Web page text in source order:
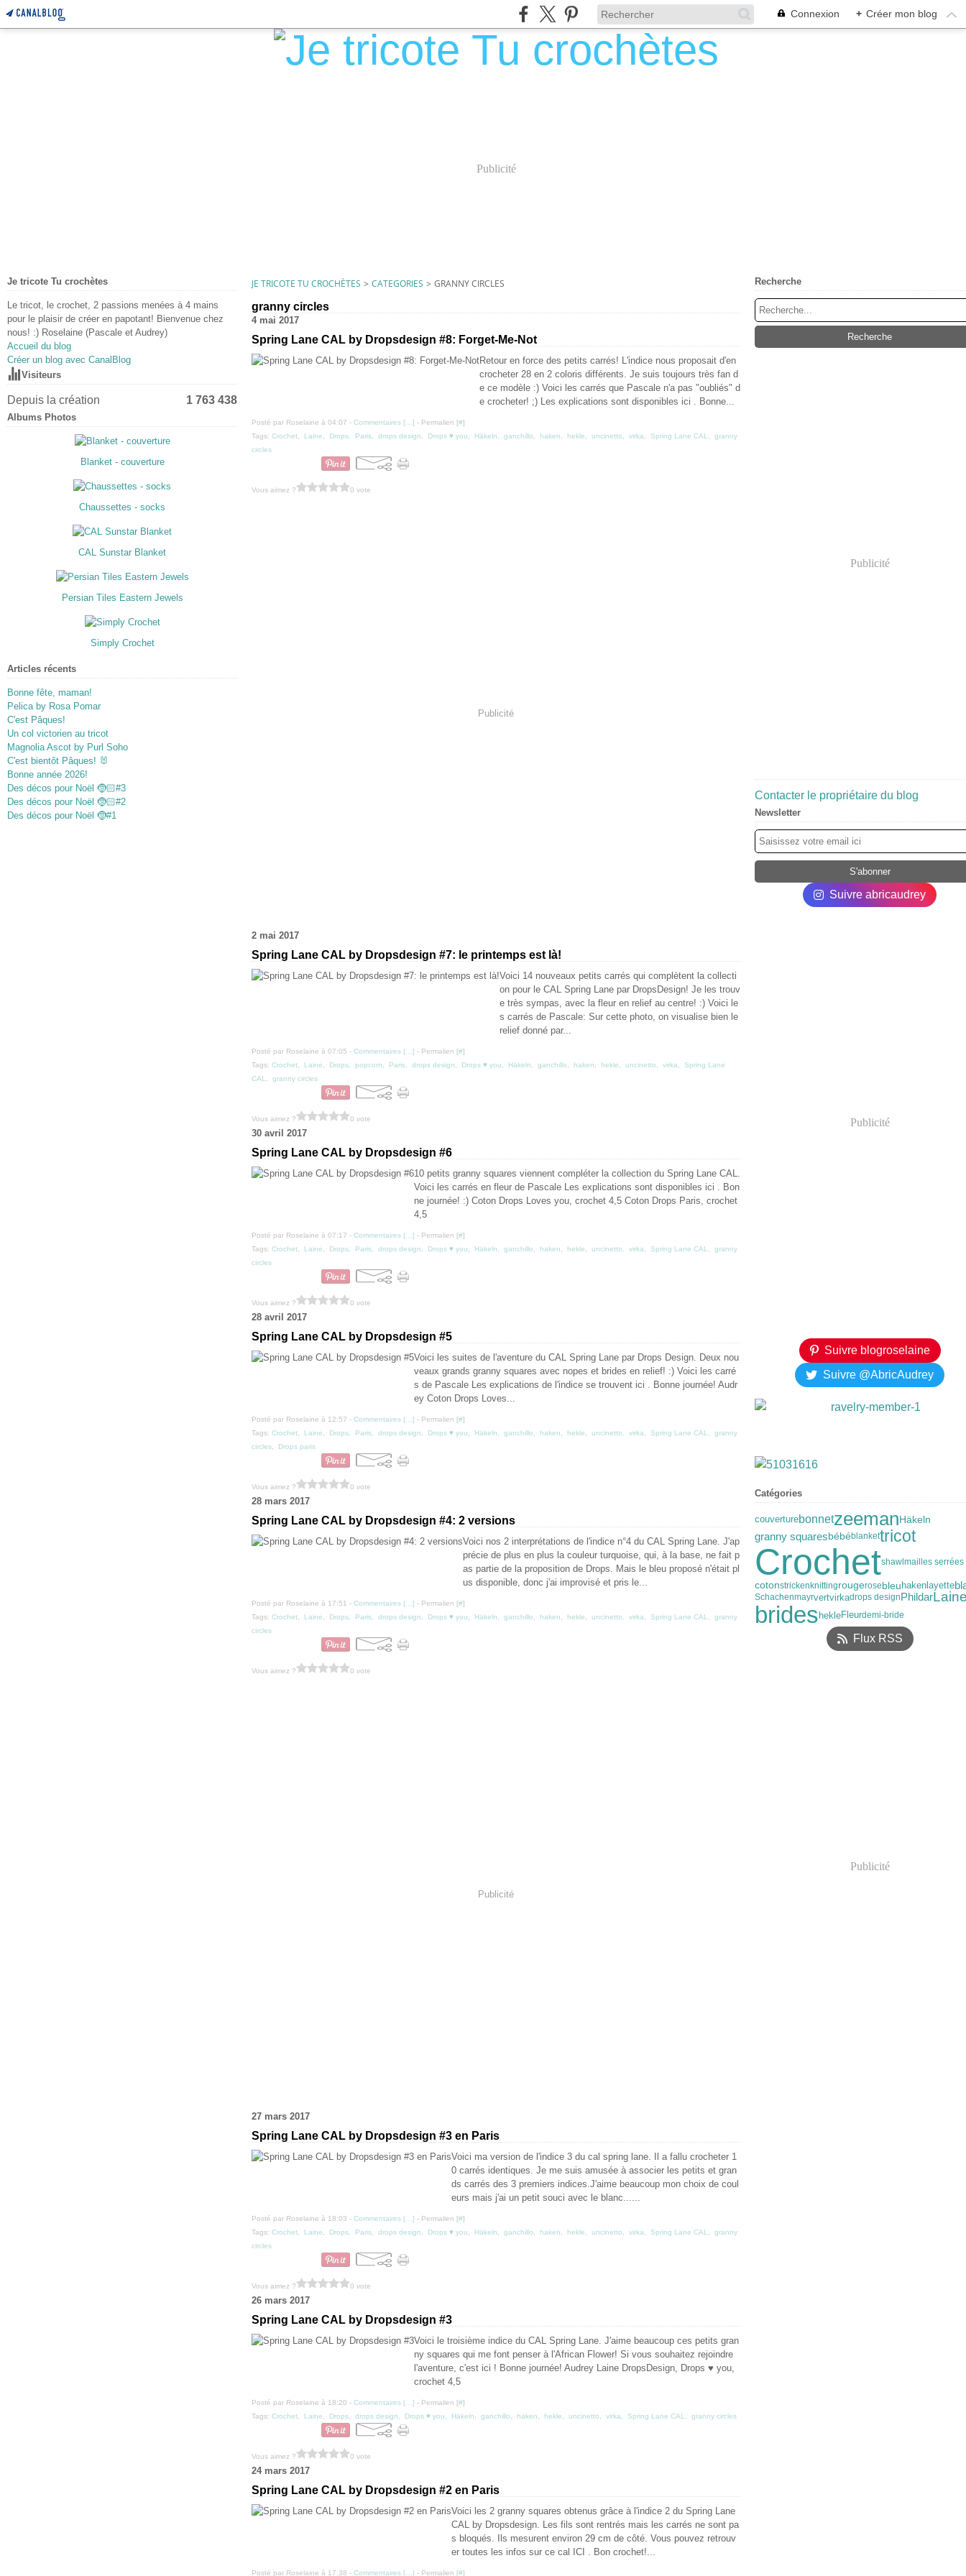
Connexion + Créer mon blog
Publicité
Je tricote Tu crochètes
Le tricot, le crochet, 2 passions menées à 4 mains
pour le plaisir de créer en papotant! Bienvenue chez
nous! :) Roselaine (Pascale et Audrey)
Accueil du blog
Créer un blog avec CanalBlog
Visiteurs
Depuis la création 1 763 438
Albums Photos
Blanket - couverture
Chaussettes - socks
CAL Sunstar Blanket
Persian Tiles Eastern Jewels
Simply Crochet
Articles récents
Bonne fête, maman!
Pelica by Rosa Pomar
C'est Pâques!
Un col victorien au tricot
Magnolia Ascot by Purl Soho
C'est bientôt Pâques! 🐰
Bonne année 2026!
Des décos pour Noël 🤶🏻#3
Des décos pour Noël 🤶🏻#2
Des décos pour Noël 🤶#1
JE TRICOTE TU CROCHÈTES > CATEGORIES > GRANNY CIRCLES
granny circles
4 mai 2017
Spring Lane CAL by Dropsdesign #8: Forget-Me-Not
Retour en force des petits carrés! L'indice nous proposait d'en
crocheter 28 en 2 coloris différents. Je suis toujours très fan d
e ce modèle :) Voici les carrés que Pascale n'a pas "oubliés" d
e crocheter! ;) Les explications sont disponibles ici . Bonne...
Posté par Roselaine à 04:07 - Commentaires [ ] - Permalien [#]
Tags: Crochet Laine Drops Paris drops design Drops ♥ you Häkeln ganchillo haken hekle uncinetto virka Spring Lane CAL
granny
circles
Vous aimez ? 0 vote
Publicité
2 mai 2017
Spring Lane CAL by Dropsdesign #7: le printemps est là!
Voici 14 nouveaux petits carrés qui complètent la collecti
on pour le CAL Spring Lane par DropsDesign! Je les trouv
e très sympas, avec la fleur en relief au centre! :) Voici le
s carrés de Pascale: Sur cette photo, on visualise bien le
relief donné par...
Posté par Roselaine à 07:05 - Commentaires [ ] - Permalien [#]
Tags: Crochet Laine Drops popcorn Paris drops design Drops ♥ you Häkeln ganchillo haken hekle uncinetto virka
Spring Lane
CAL
granny circles
Vous aimez ? 0 vote
30 avril 2017
Spring Lane CAL by Dropsdesign #6
10 petits granny squares viennent compléter la collection du Spring Lane CAL.
Voici les carrés en fleur de Pascale Les explications sont disponibles ici . Bon
ne journée! :) Coton Drops Loves you, crochet 4,5 Coton Drops Paris, crochet
4,5
Posté par Roselaine à 07:17 - Commentaires [ ] - Permalien [#]
Tags: Crochet Laine Drops Paris drops design Drops ♥ you Häkeln ganchillo haken hekle uncinetto virka Spring Lane CAL
granny
circles
Vous aimez ? 0 vote
28 avril 2017
Spring Lane CAL by Dropsdesign #5
Voici les suites de l'aventure du CAL Spring Lane par Drops Design. Deux nou
veaux grands granny squares avec nopes et brides en relief! :) Voici les carré
s de Pascale Les explications de l'indice se trouvent ici . Bonne journée! Audr
ey Coton Drops Loves...
Posté par Roselaine à 12:57 - Commentaires [ ] - Permalien [#]
Tags: Crochet Laine Drops Paris drops design Drops ♥ you Häkeln ganchillo haken hekle uncinetto virka Spring Lane CAL
granny
circles
Drops paris
Vous aimez ? 0 vote
28 mars 2017
Spring Lane CAL by Dropsdesign #4: 2 versions
Voici nos 2 interprétations de l'indice n°4 du CAL Spring Lane. J'ap
précie de plus en plus la couleur turquoise, qui, à la base, ne fait p
as partie de la proposition de Drops. Mais le bleu proposé n'était pl
us disponible, donc j'ai improvisé et pris le...
Posté par Roselaine à 17:51 - Commentaires [ ] - Permalien [#]
Tags: Crochet Laine Drops Paris drops design Drops ♥ you Häkeln ganchillo haken hekle uncinetto virka Spring Lane CAL
granny
circles
Vous aimez ? 0 vote
Publicité
27 mars 2017
Spring Lane CAL by Dropsdesign #3 en Paris
Voici ma version de l'indice 3 du cal spring lane. Il a fallu crocheter 1
0 carrés identiques. Je me suis amusée à associer les petits et gran
ds carrés des 3 premiers indices.J'aime beaucoup mon choix de coul
eurs mais j'ai un petit souci avec le blanc......
Posté par Roselaine à 18:03 - Commentaires [ ] - Permalien [#]
Tags: Crochet Laine Drops Paris drops design Drops ♥ you Häkeln ganchillo haken hekle uncinetto virka Spring Lane CAL
granny
circles
Vous aimez ? 0 vote
26 mars 2017
Spring Lane CAL by Dropsdesign #3
Voici le troisième indice du CAL Spring Lane. J'aime beaucoup ces petits gran
ny squares qui me font penser à l'African Flower! Si vous souhaitez rejoindre
l'aventure, c'est ici ! Bonne journée! Audrey Laine DropsDesign, Drops ♥ you,
crochet 4,5
Posté par Roselaine à 18:20 - Commentaires [ ] - Permalien [#]
Tags: Crochet Laine Drops drops design Drops ♥ you Häkeln ganchillo haken hekle uncinetto virka Spring Lane CAL granny circles
Vous aimez ? 0 vote
24 mars 2017
Spring Lane CAL by Dropsdesign #2 en Paris
Voici les 2 granny squares obtenus grâce à l'indice 2 du Spring Lane
CAL by Dropsdesign. Les fils sont rentrés mais les carrés ne sont pa
s bloqués. Ils mesurent environ 29 cm de côté. Vous pouvez retrouv
er toutes les infos sur ce cal ICI . Bon crochet!...
Posté par Roselaine à 17:38 - Commentaires [ ] - Permalien [#]
Recherche
Publicité
Contacter le propriétaire du blog
Newsletter
Suivre abricaudrey
Publicité
Suivre blogroselaine
Suivre @AbricAudrey
Catégories
couverturebonnetzeemanHäkeln
granny squaresbébéblankettricot
Crochetshawl mailles serrées
cotonstrickenknittingrougerosebleu haken layette
Schachenmayrvertvirkadrops design Phildar
brideshekleFleurdemi-bride
Flux RSS
Publicité